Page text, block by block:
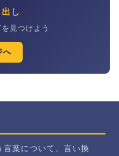
し
見つけよう
へ
言葉について、言い換